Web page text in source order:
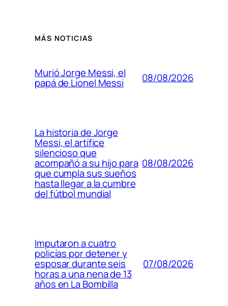
MÁS NOTICIAS
Murió Jorge Messi, el
papá de Lionel Messi 08/08/2026
La historia de Jorge
Messi, el artífice
silencioso que
acompañó a su hijo para
que cumpla sus sueños
hasta llegar a la cumbre
del fútbol mundial
08/08/2026
Imputaron a cuatro
policías por detener y
esposar durante seis
horas a una nena de 13
años en La Bombilla
07/08/2026